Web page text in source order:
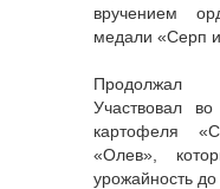
вручением
медали «Серп
Продолжал
Участвовал
картофеля
«Олев»,
урожайность до